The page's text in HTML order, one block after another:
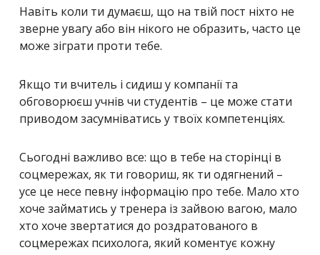
Навіть коли ти думаєш, що на твій пост ніхто не
зверне увагу або він нікого не образить, часто це
може зіграти проти тебе.
Якщо ти вчитель і сидиш у компанії та
обговорюєш учнів чи студентів – це може стати
приводом засумніватись у твоїх компетенціях.
Сьогодні важливо все: що в тебе на сторінці в
соцмережах, як ти говориш, як ти одягнений –
усе це несе певну інформацію про тебе. Мало хто
хоче займатись у тренера із зайвою вагою, мало
хто хоче звертатися до роздратованого в
соцмережах психолога, який коментує кожну